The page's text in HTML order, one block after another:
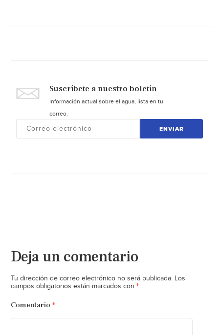
Suscríbete a nuestro boletín
Información actual sobre el agua, lista en tu
correo.
ENVIAR
Deja un comentario
Tu dirección de correo electrónico no será publicada. Los
campos obligatorios están marcados con *
Comentario *